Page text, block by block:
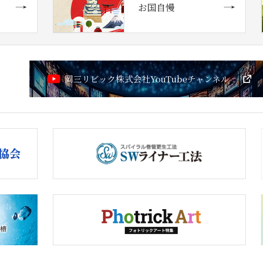
お国自慢
岡三リビック株式会社YouTubeチャンネル